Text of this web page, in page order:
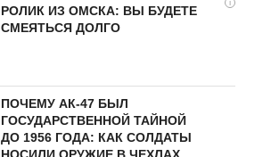
РОЛИК ИЗ ОМСКА: ВЫ БУДЕТЕ
СМЕЯТЬСЯ ДОЛГО
ПОЧЕМУ АК-47 БЫЛ
ГОСУДАРСТВЕННОЙ ТАЙНОЙ
ДО 1956 ГОДА: КАК СОЛДАТЫ